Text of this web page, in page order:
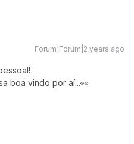
Forum|Forum|2 years ago
boa vindo por aí...👀